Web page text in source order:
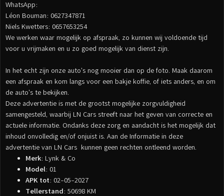
WhatsApp:
Léon Bouman: 0627347871
Niels Kwetters: 0657653254
We werken waar mogelijk op afspraak, zo kunnen wij voldoende tijd
voor u vrijmaken en u zo goed mogelijk van dienst zijn.
In het echt zijn onze auto's nog mooier dan op de foto. Maak daarom
een afspraak en kom langs voor een bakje koffie, of iets anders, en om
de auto's te bekijken.
Deze advertentie is met de grootst mogelijke zorgvuldigheid
samengesteld, waarbij LN Cars streeft naar het geven van correcte en
actuele informatie. Ondanks deze zorg en aandacht is het mogelijk dat
inhoud onvolledig en/of onjuist is. Aan de Informatie in deze
advertentie van LN Cars kunnen geen rechten ontleend worden.
Merk: Lynk & Co
Model: 01
APK tot: 02-05-2027
Tellerstand: 50698 KM